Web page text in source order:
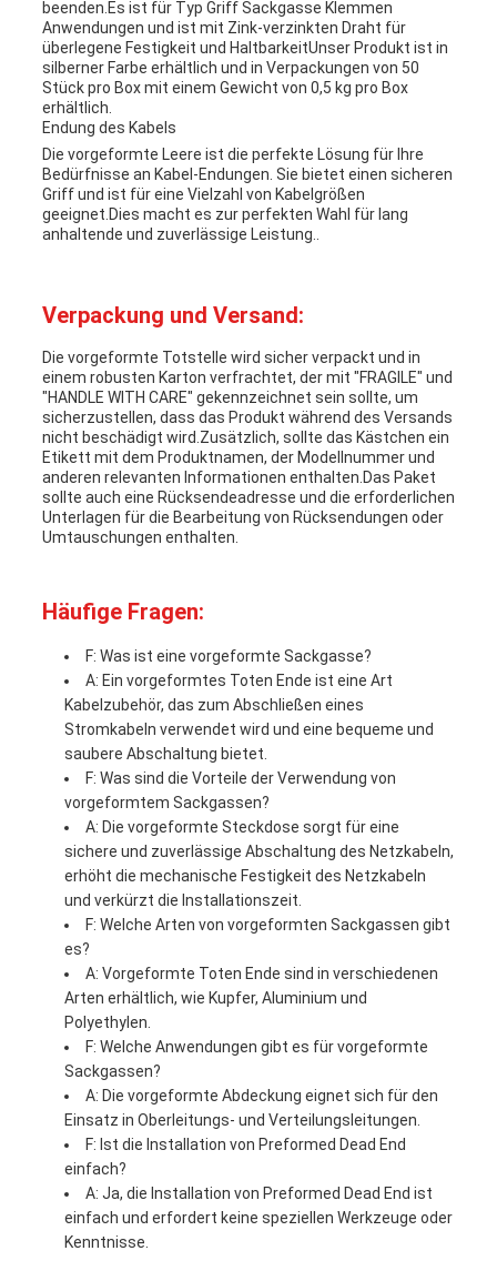
beenden.Es ist für Typ Griff Sackgasse Klemmen
Anwendungen und ist mit Zink-verzinkten Draht für
überlegene Festigkeit und HaltbarkeitUnser Produkt ist in
silberner Farbe erhältlich und in Verpackungen von 50
Stück pro Box mit einem Gewicht von 0,5 kg pro Box
erhältlich.
Endung des Kabels
Die vorgeformte Leere ist die perfekte Lösung für Ihre
Bedürfnisse an Kabel-Endungen. Sie bietet einen sicheren
Griff und ist für eine Vielzahl von Kabelgrößen
geeignet.Dies macht es zur perfekten Wahl für lang
anhaltende und zuverlässige Leistung..
Verpackung und Versand:
Die vorgeformte Totstelle wird sicher verpackt und in
einem robusten Karton verfrachtet, der mit "FRAGILE" und
"HANDLE WITH CARE" gekennzeichnet sein sollte, um
sicherzustellen, dass das Produkt während des Versands
nicht beschädigt wird.Zusätzlich, sollte das Kästchen ein
Etikett mit dem Produktnamen, der Modellnummer und
anderen relevanten Informationen enthalten.Das Paket
sollte auch eine Rücksendeadresse und die erforderlichen
Unterlagen für die Bearbeitung von Rücksendungen oder
Umtauschungen enthalten.
Häufige Fragen:
F: Was ist eine vorgeformte Sackgasse?
A: Ein vorgeformtes Toten Ende ist eine Art
Kabelzubehör, das zum Abschließen eines
Stromkabeln verwendet wird und eine bequeme und
saubere Abschaltung bietet.
F: Was sind die Vorteile der Verwendung von
vorgeformtem Sackgassen?
A: Die vorgeformte Steckdose sorgt für eine
sichere und zuverlässige Abschaltung des Netzkabeln,
erhöht die mechanische Festigkeit des Netzkabeln
und verkürzt die Installationszeit.
F: Welche Arten von vorgeformten Sackgassen gibt
es?
A: Vorgeformte Toten Ende sind in verschiedenen
Arten erhältlich, wie Kupfer, Aluminium und
Polyethylen.
F: Welche Anwendungen gibt es für vorgeformte
Sackgassen?
A: Die vorgeformte Abdeckung eignet sich für den
Einsatz in Oberleitungs- und Verteilungsleitungen.
F: Ist die Installation von Preformed Dead End
einfach?
A: Ja, die Installation von Preformed Dead End ist
einfach und erfordert keine speziellen Werkzeuge oder
Kenntnisse.